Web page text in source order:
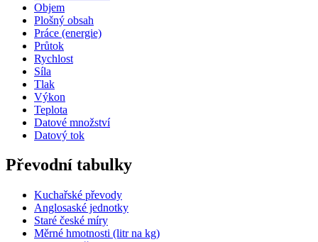
Objem
Plošný obsah
Práce (energie)
Průtok
Rychlost
Síla
Tlak
Výkon
Teplota
Datové množství
Datový tok
Převodní tabulky
Kuchařské převody
Anglosaské jednotky
Staré české míry
Měrné hmotnosti (litr na kg)